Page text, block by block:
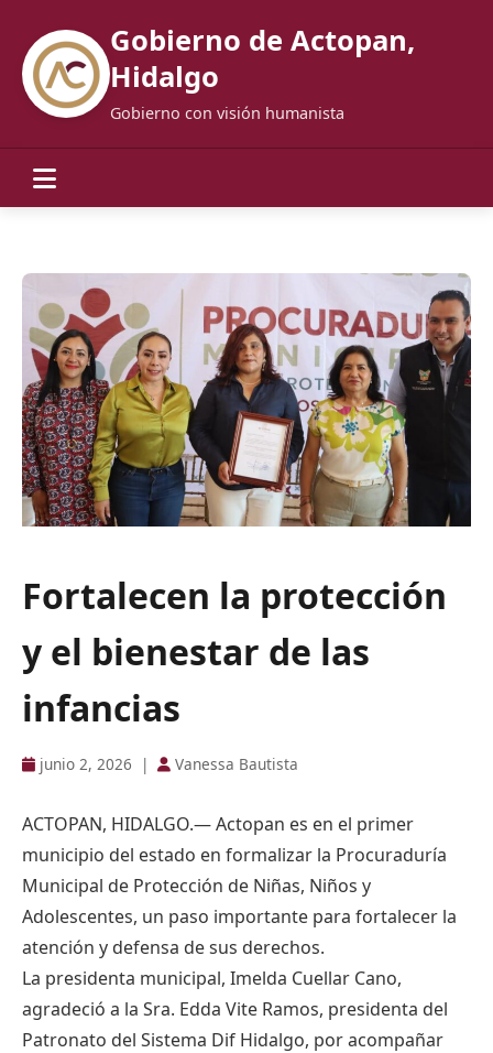
Gobierno de Actopan,
Hidalgo
Gobierno con visión humanista
Fortalecen la protección
y el bienestar de las
infancias
junio 2, 2026 | Vanessa Bautista
ACTOPAN, HIDALGO.— Actopan es en el primer
municipio del estado en formalizar la Procuraduría
Municipal de Protección de Niñas, Niños y
Adolescentes, un paso importante para fortalecer la
atención y defensa de sus derechos.
La presidenta municipal, Imelda Cuellar Cano,
agradeció a la Sra. Edda Vite Ramos, presidenta del
Patronato del Sistema Dif Hidalgo, por acompañar